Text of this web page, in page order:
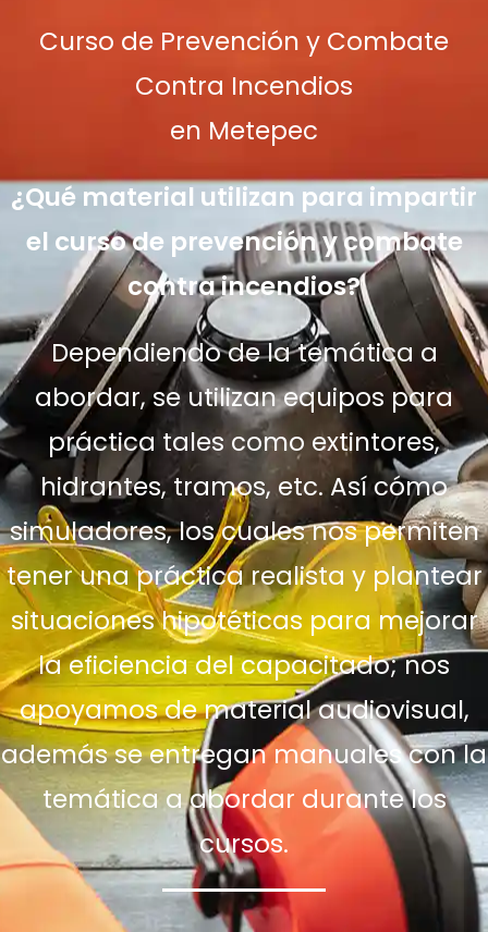
Curso de Prevención y Combate
Contra Incendios
en Metepec
¿Qué material utilizan para impartir
el curso de prevención y combate
contra incendios?
Dependiendo de la temática a
abordar, se utilizan equipos para
práctica tales como extintores,
hidrantes, tramos, etc. Así cómo
simuladores, los cuales nos permiten
tener una práctica realista y plantear
situaciones hipotéticas para mejorar
la eficiencia del capacitado; nos
apoyamos de material audiovisual,
además se entregan manuales con la
temática a abordar durante los
cursos.